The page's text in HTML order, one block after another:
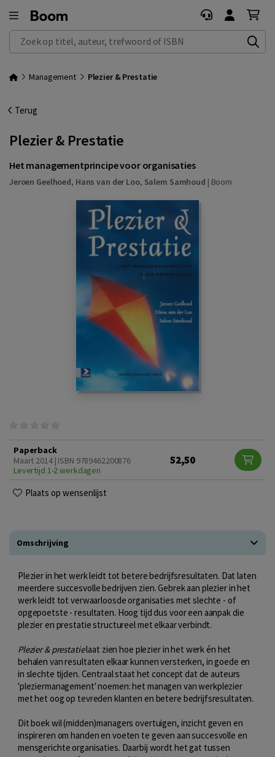
Zoek op titel, auteur, trefwoord of ISBN
Management Plezier & Prestatie
Terug
Plezier & Prestatie
Het managementprincipe voor organisaties
Jeroen Geelhoed, Hans van der Loo, Salem Samhoud | Boom
Paperback
Maart 2014 | ISBN 9789462200876
Levertijd 1-2 werkdagen
52,50
Plaats op wensenlijst
Omschrijving
Plezier in het werk leidt tot betere bedrijfsresultaten. Dat laten
meerdere succesvolle bedrijven zien. Gebrek aan plezier in het
werk leidt tot verwaarloosde organisaties met slechte - of
opgepoetste - resultaten. Hoog tijd dus voor een aanpak die
plezier en prestatie structureel met elkaar verbindt.
Plezier & prestatielaat zien hoe plezier in het werk én het
behalen van resultaten elkaar kunnen versterken, in goede en
in slechte tijden. Centraal staat het concept dat de auteurs
'pleziermanagement' noemen: het managen van werkplezier
met het oog op tevreden klanten en betere bedrijfsresultaten.
Dit boek wil (midden)managers overtuigen, inzicht geven en
inspireren om handen en voeten te geven aan succesvolle en
mensgerichte organisaties. Daarbij wordt het gat tussen